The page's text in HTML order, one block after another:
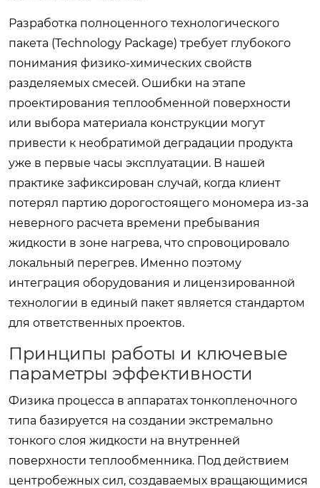
Разработка полноценного технологического
пакета (Technology Package) требует глубокого
понимания физико-химических свойств
разделяемых смесей. Ошибки на этапе
проектирования теплообменной поверхности
или выбора материала конструкции могут
привести к необратимой деградации продукта
уже в первые часы эксплуатации. В нашей
практике зафиксирован случай, когда клиент
потерял партию дорогостоящего мономера из-за
неверного расчета времени пребывания
жидкости в зоне нагрева, что спровоцировало
локальный перегрев. Именно поэтому
интеграция оборудования и лицензированной
технологии в единый пакет является стандартом
для ответственных проектов.
Принципы работы и ключевые
параметры эффективности
Физика процесса в аппаратах тонкопленочного
типа базируется на создании экстремально
тонкого слоя жидкости на внутренней
поверхности теплообменника. Под действием
центробежных сил, создаваемых вращающимися